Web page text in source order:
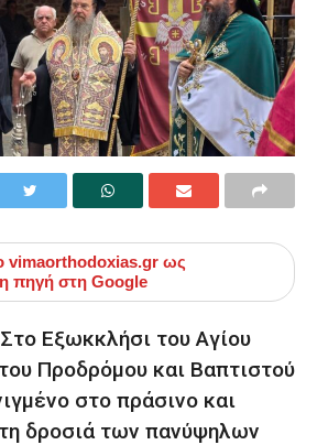
vimaorthodoxias.gr ως
πηγή στη Google
Εξωκκλήσι του Αγίου
Προδρόμου και Βαπτιστού
στο πράσινο και
δροσιά των πανύψηλων